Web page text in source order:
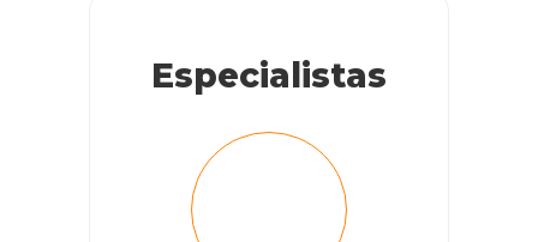
Especialistas